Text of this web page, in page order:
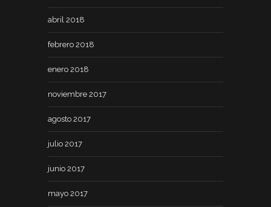
abril 2018
febrero 2018
enero 2018
noviembre 2017
agosto 2017
julio 2017
junio 2017
mayo 2017